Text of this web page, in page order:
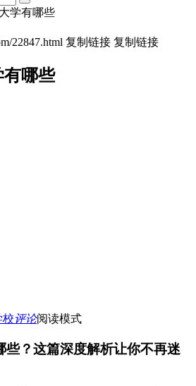
学有哪些
22847.html 复制链接 复制链接
有哪些
校评论阅读模式
些？这篇深度解析让你不再迷